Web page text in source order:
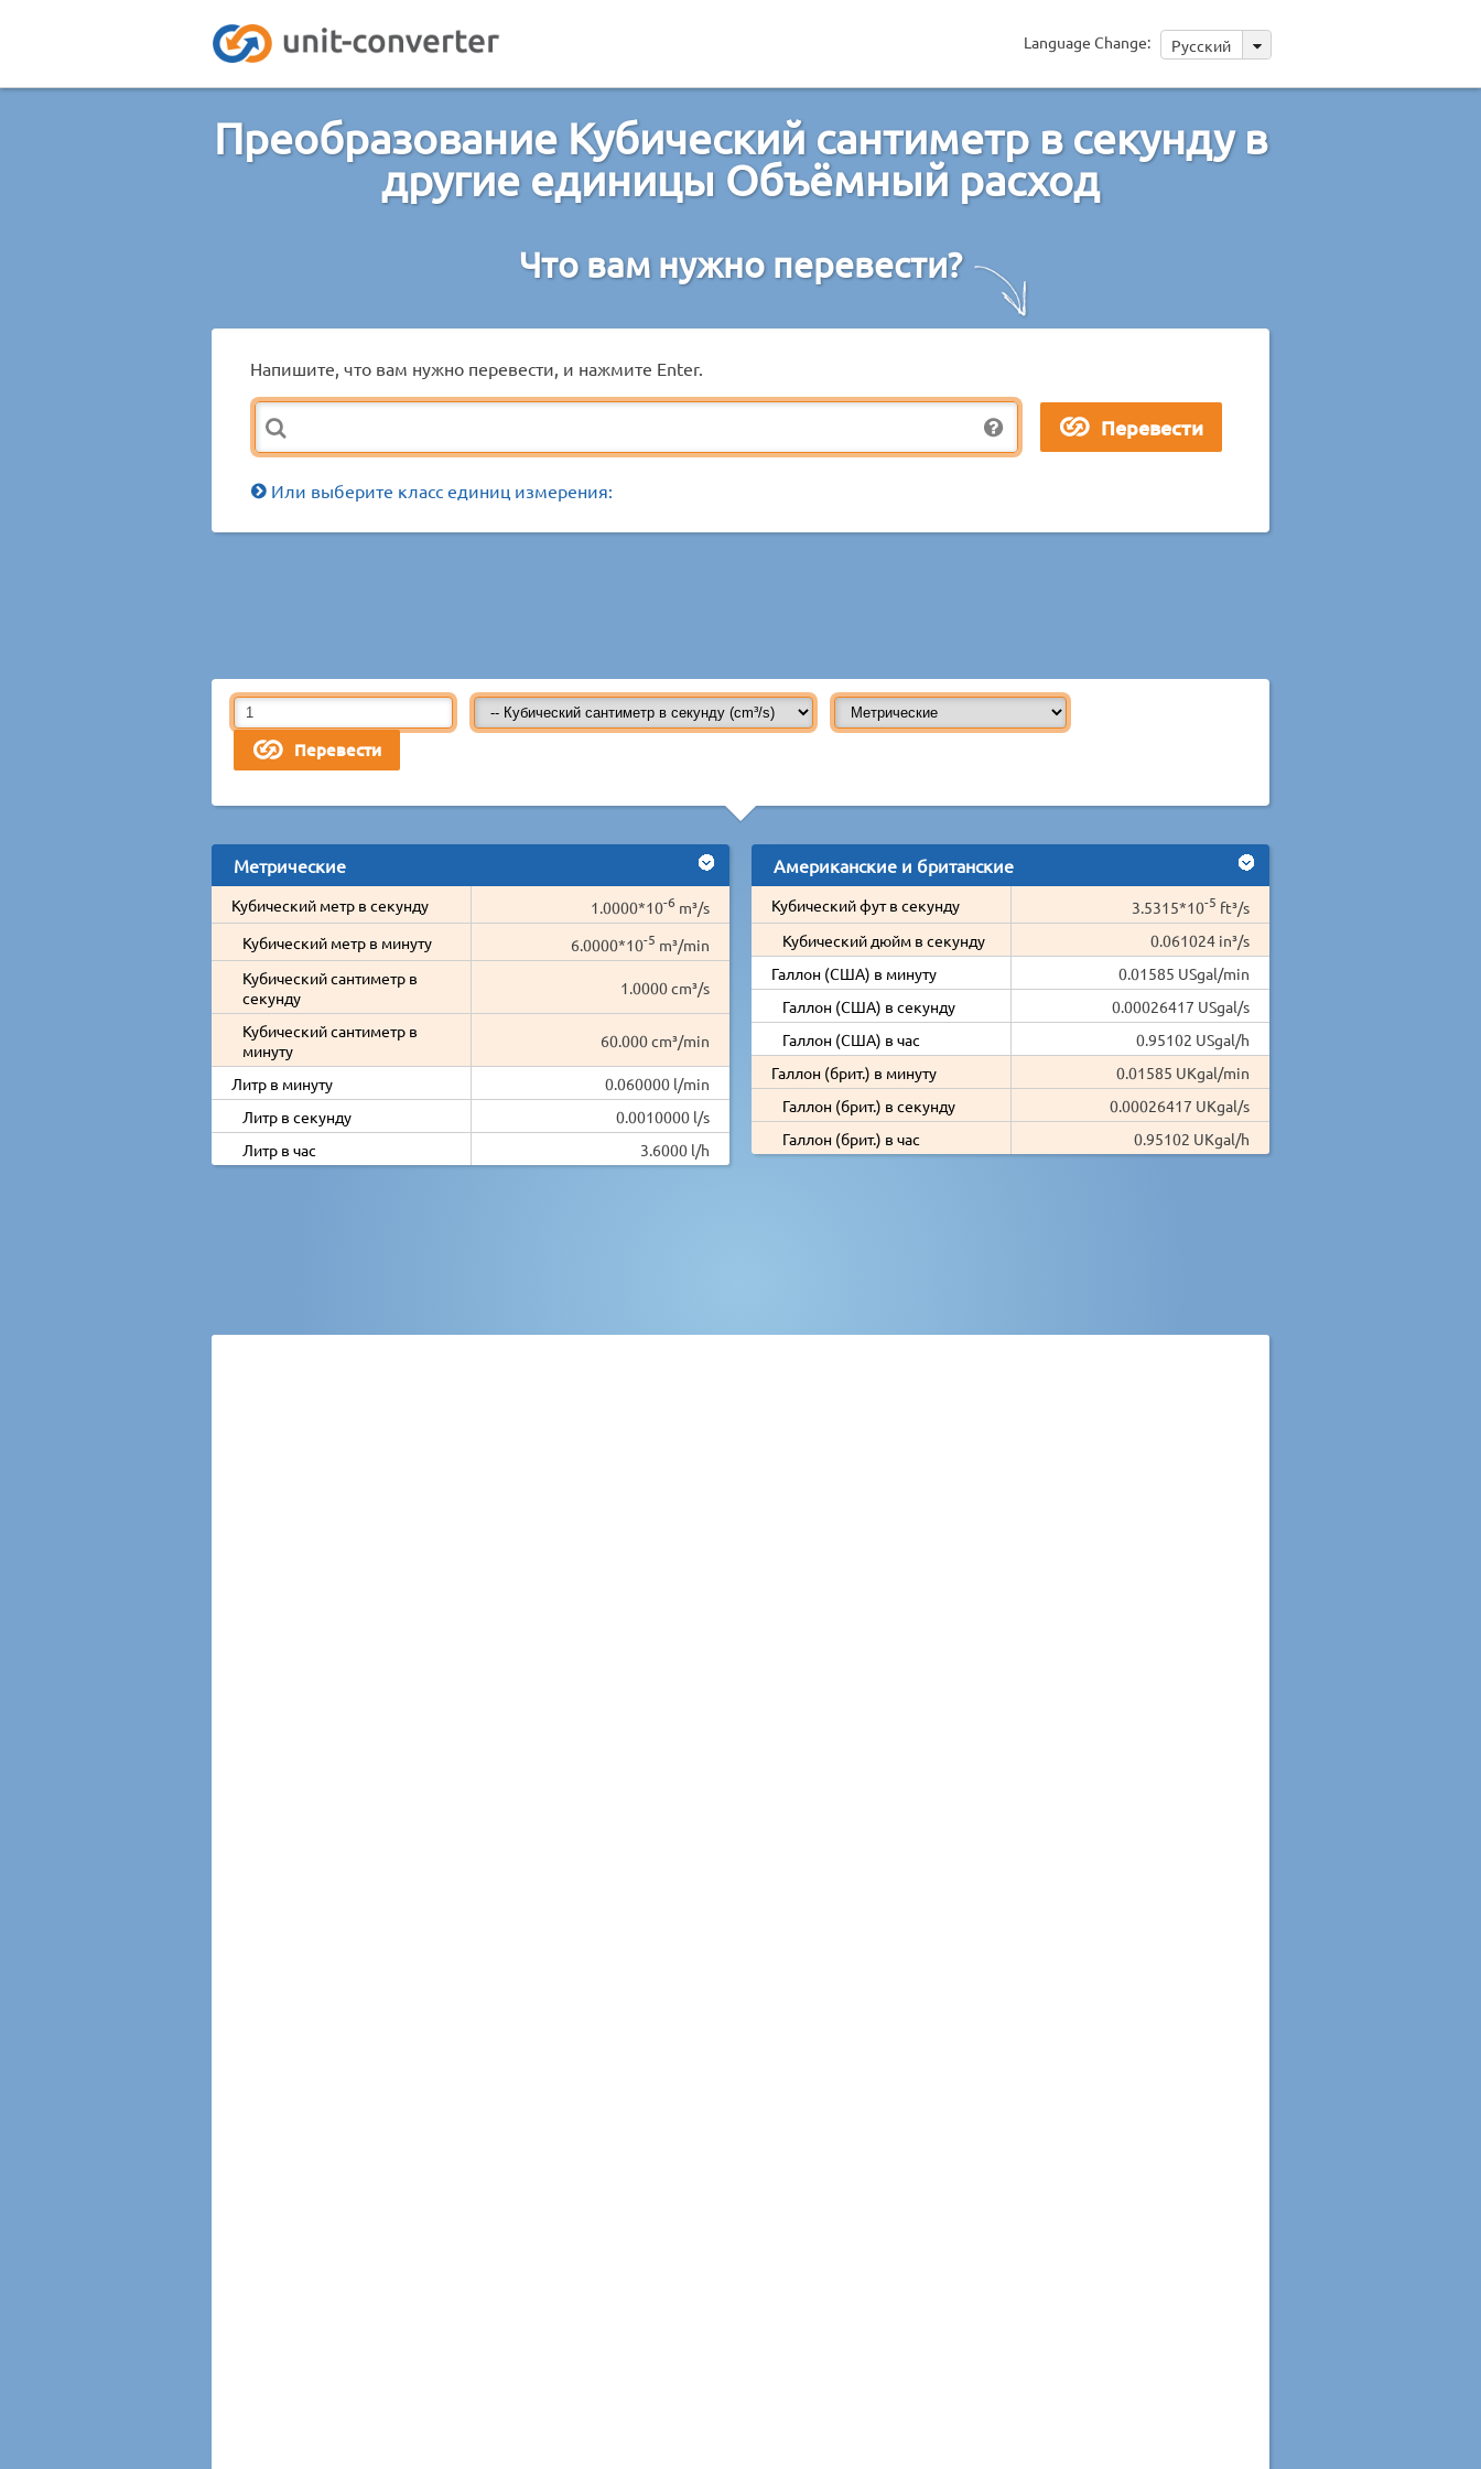
Language Change: Русский
Преобразование Кубический сантиметр в секунду в
другие единицы Объёмный расход
Что вам нужно перевести?
Напишите, что вам нужно перевести, и нажмите Enter.
Или выберите класс единиц измерения:
Метрические
Кубический метр в секунду 1.0000*10-6 m³/s
Кубический метр в минуту
6.0000*10-5 m³/min
Кубический сантиметр в
секунду
1.0000 cm³/s
Кубический сантиметр в
минуту
60.000 cm³/min
Литр в минуту
0.060000 l/min
Литр в секунду
0.0010000 l/s
Литр в час
3.6000 l/h
Американские и британские
Кубический фут в секунду 3.5315*10-5 ft³/s
Кубический дюйм в секунду
0.061024 in³/s
Галлон (США) в минуту
0.01585 USgal/min
Галлон (США) в секунду
0.00026417 USgal/s
Галлон (США) в час
0.95102 USgal/h
Галлон (брит.) в минуту
0.01585 UKgal/min
Галлон (брит.) в секунду
0.00026417 UKgal/s
Галлон (брит.) в час
0.95102 UKgal/h